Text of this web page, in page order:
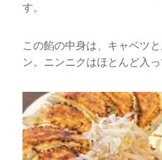
す。
この餡の中身は、キャベツ
ン。ニンニクはほとんど入っ